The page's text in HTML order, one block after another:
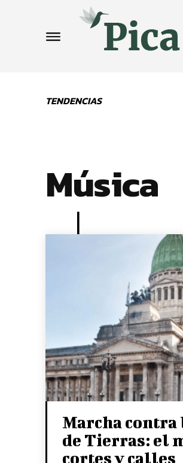
TENDENCIAS
Música
Marcha contra
de Tierras: el
cortes y calles